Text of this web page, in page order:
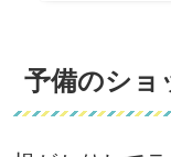
予備のショ